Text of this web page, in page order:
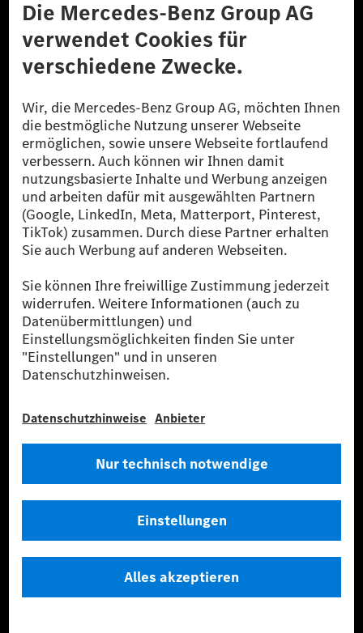
Kaufen
Fahrzeuge
Zubehör
Oldtimer
Anbieter Rechtliche Hinweise Einstellungen
Lizenzhinweise Dritter
© 2026 Mercedes-Benz Group AG. Alle Rechte vorbehalten.